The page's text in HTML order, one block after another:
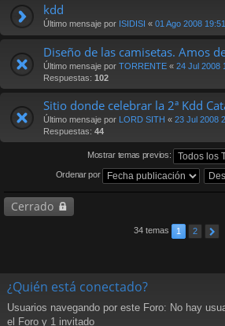
kdd
Último mensaje por ISIDISI « 01 Ago 2008 19:51
Diseño de las camisetas. Amos
Último mensaje por TORRENTE « 24 Jul 2008
Respuestas: 102
Sitio donde celebrar la 2ª Kdd
Último mensaje por LORD SITH « 23 Jul 2008
Respuestas: 44
Mostrar temas previos:
Ordenar por
Cerrado
34 temas 1 2
¿Quién está conectado?
Usuarios navegando por este Foro: No hay
el Foro y 1 invitado